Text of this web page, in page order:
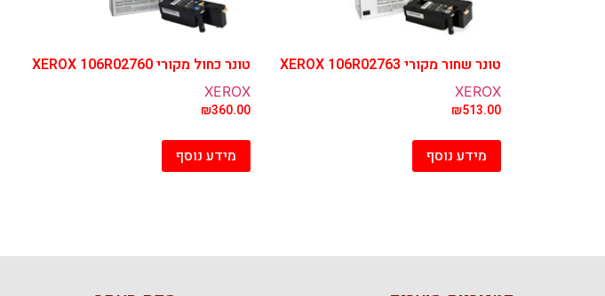
טונר שחור מקורי XEROX 106R02763
XEROX
₪513.00
מידע נוסף
טונר כחול מקורי XEROX 106R02760
XEROX
₪360.00
מידע נוסף